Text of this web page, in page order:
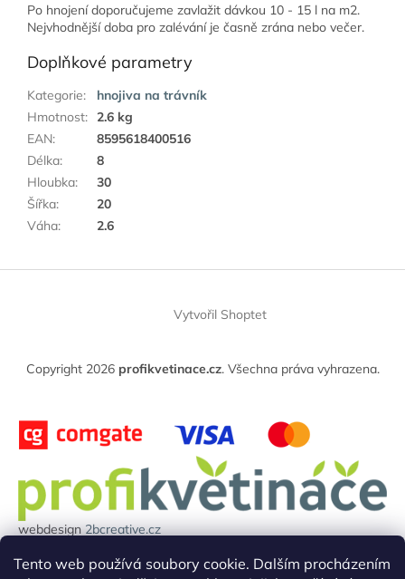
Tento web používá soubory cookie. Dalším procházením
Po hnojení doporučujeme zavlažit dávkou 10 - 15 l na m2.
Nejvhodnější doba pro zalévání je časně zrána nebo večer.
Doplňkové parametry
Kategorie:
hnojiva na trávník
Hmotnost: 2.6 kg
EAN:
8595618400516
Délka:
8
Hloubka:
30
Šířka:
20
Váha: 2.6
Z
Vytvořil Shoptet
Copyright 2026 profikvetinace.cz. Všechna práva vyhrazena.
webdesign2bcreative.cz